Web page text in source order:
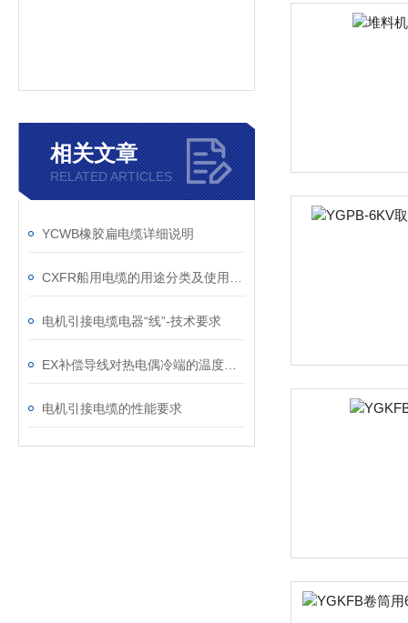
相关文章
RELATED ARTICLES
YCWB橡胶扁电缆详细说明
电机引接电缆电器“线”-技术要求
电机引接电缆的性能要求